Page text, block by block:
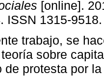
[online].
ISSN 1315-9518.
trabajo, se
sobre
de protesta por